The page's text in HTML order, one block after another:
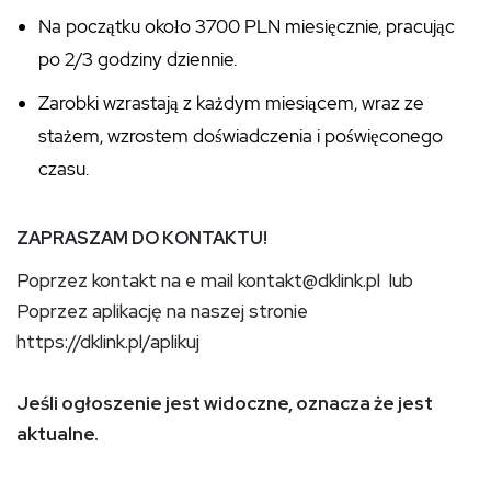
Na początku około 3700 PLN miesięcznie, pracując
po 2/3 godziny dziennie.
Zarobki wzrastają z każdym miesiącem, wraz ze
stażem, wzrostem doświadczenia i poświęconego
czasu.
ZAPRASZAM DO KONTAKTU!
Poprzez kontakt na e mail kontakt@dklink.pl lub
Poprzez aplikację na naszej stronie
https://dklink.pl/aplikuj
Jeśli ogłoszenie jest widoczne, oznacza że jest
aktualne.